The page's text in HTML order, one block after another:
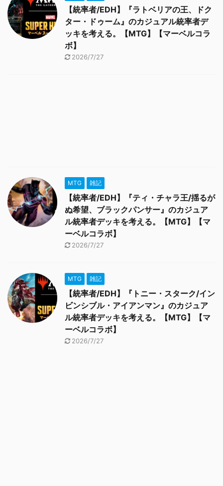
【統率者/EDH】『ラトベリアの王、ドク
ター・ドゥーム』のカジュアル統率者デ
ッキを考える。【MTG】【マーベルコラ
ボ】
2026/7/27
MTG 雑記
【統率者/EDH】『ティ・チャラ王/揺るが
ぬ希望、ブラックパンサー』のカジュア
ル統率者デッキを考える。【MTG】【マ
ーベルコラボ】
2026/7/27
MTG 雑記
【統率者/EDH】『トニー・スターク/イン
ビンシブル・アイアンマン』のカジュア
ル統率者デッキを考える。【MTG】【マ
ーベルコラボ】
2026/7/27